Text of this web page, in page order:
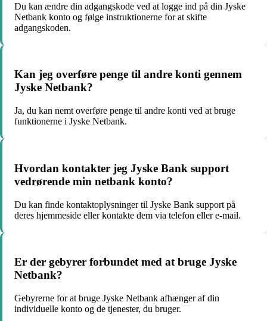
Du kan ændre din adgangskode ved at logge ind på din Jyske
Netbank konto og følge instruktionerne for at skifte
adgangskoden.
Kan jeg overføre penge til andre konti gennem
Jyske Netbank?
Ja, du kan nemt overføre penge til andre konti ved at bruge
funktionerne i Jyske Netbank.
Hvordan kontakter jeg Jyske Bank support
vedrørende min netbank konto?
Du kan finde kontaktoplysninger til Jyske Bank support på
deres hjemmeside eller kontakte dem via telefon eller e-mail.
Er der gebyrer forbundet med at bruge Jyske
Netbank?
Gebyrerne for at bruge Jyske Netbank afhænger af din
individuelle konto og de tjenester, du bruger.